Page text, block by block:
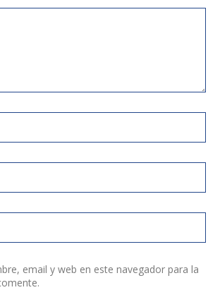
email y web en este navegador para la